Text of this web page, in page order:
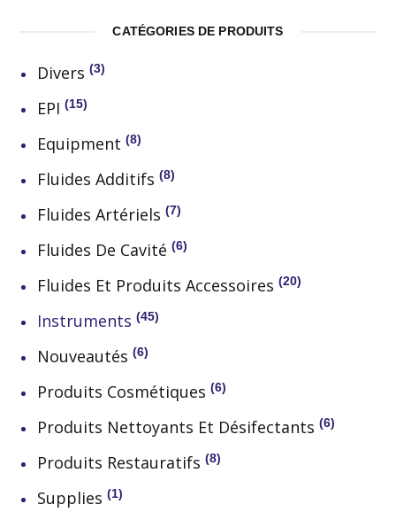
CATÉGORIES DE PRODUITS
Divers 3
EPI 15
Equipment 8
Fluides Additifs 8
Fluides Artériels 7
Fluides De Cavité 6
Fluides Et Produits Accessoires 20
Instruments 45
Nouveautés 6
Produits Cosmétiques 6
Produits Nettoyants Et Désifectants 6
Produits Restauratifs 8
Supplies 1